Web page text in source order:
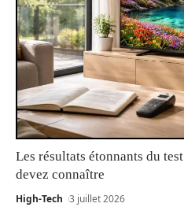
Les résultats étonnants du
devez connaître
High-Tech 3 juillet 2026